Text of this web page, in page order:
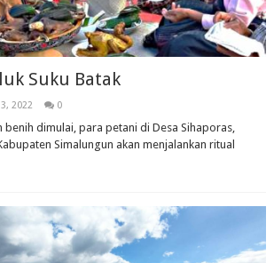
Suku Batak
2022 0
benih dimulai, para petani di Desa Sihaporas,
Simalungun akan menjalankan ritual